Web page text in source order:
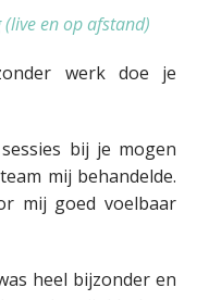
(live en op afstand)
werk doe je
bij je mogen
mij behandelde.
mij goed voelbaar
heel bijzonder en